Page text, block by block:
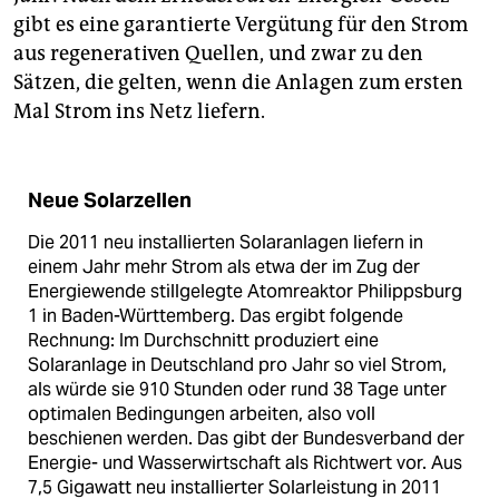
gibt es eine garantierte Vergütung für den Strom
aus regenerativen Quellen, und zwar zu den
Sätzen, die gelten, wenn die Anlagen zum ersten
Mal Strom ins Netz liefern.
Neue Solarzellen
Die 2011 neu installierten Solaranlagen liefern in
einem Jahr mehr Strom als etwa der im Zug der
Energiewende stillgelegte Atomreaktor Philippsburg
1 in Baden-Württemberg. Das ergibt folgende
Rechnung: Im Durchschnitt produziert eine
Solaranlage in Deutschland pro Jahr so viel Strom,
als würde sie 910 Stunden oder rund 38 Tage unter
optimalen Bedingungen arbeiten, also voll
beschienen werden. Das gibt der Bundesverband der
Energie- und Wasserwirtschaft als Richtwert vor. Aus
7,5 Gigawatt neu installierter Solarleistung in 2011